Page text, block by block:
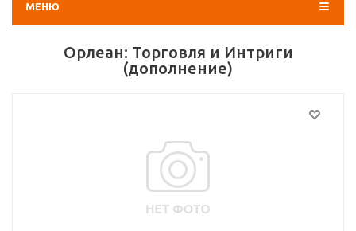
МЕНЮ
Орлеан: Торговля и Интриги
(дополнение)